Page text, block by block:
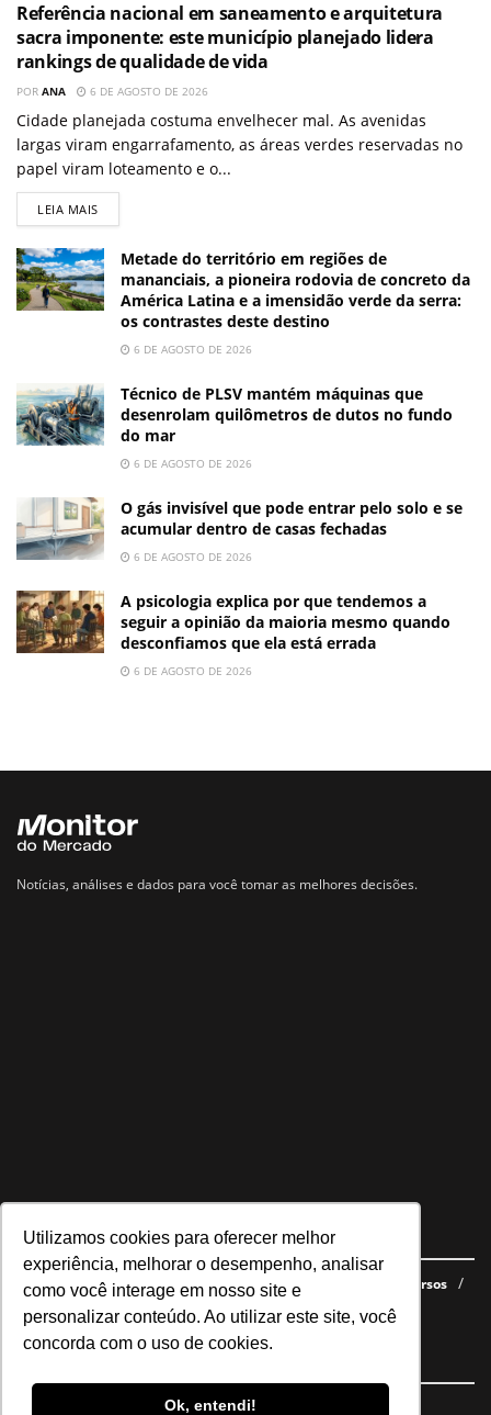
Utilizamos cookies para oferecer melhor
experiência, melhorar o desempenho, analisar
como você interage em nosso site e
personalizar conteúdo. Ao utilizar este site, você
concorda com o uso de cookies.
Ok, entendi!
Referência nacional em saneamento e arquitetura
sacra imponente: este município planejado lidera
rankings de qualidade de vida
POR ANA 6 DE AGOSTO DE 2026
Cidade planejada costuma envelhecer mal. As avenidas
largas viram engarrafamento, as áreas verdes reservadas no
papel viram loteamento e o...
LEIA MAIS
Metade do território em regiões de
mananciais, a pioneira rodovia de concreto da
América Latina e a imensidão verde da serra:
os contrastes deste destino
6 DE AGOSTO DE 2026
Técnico de PLSV mantém máquinas que
desenrolam quilômetros de dutos no fundo
do mar
6 DE AGOSTO DE 2026
O gás invisível que pode entrar pelo solo e se
acumular dentro de casas fechadas
6 DE AGOSTO DE 2026
A psicologia explica por que tendemos a
seguir a opinião da maioria mesmo quando
desconfiamos que ela está errada
6 DE AGOSTO DE 2026
Notícias, análises e dados para você tomar as melhores decisões.
Navegue no site
Últimas notícias Quem somos E-books gratuitos
Cursos
Política de privacidade